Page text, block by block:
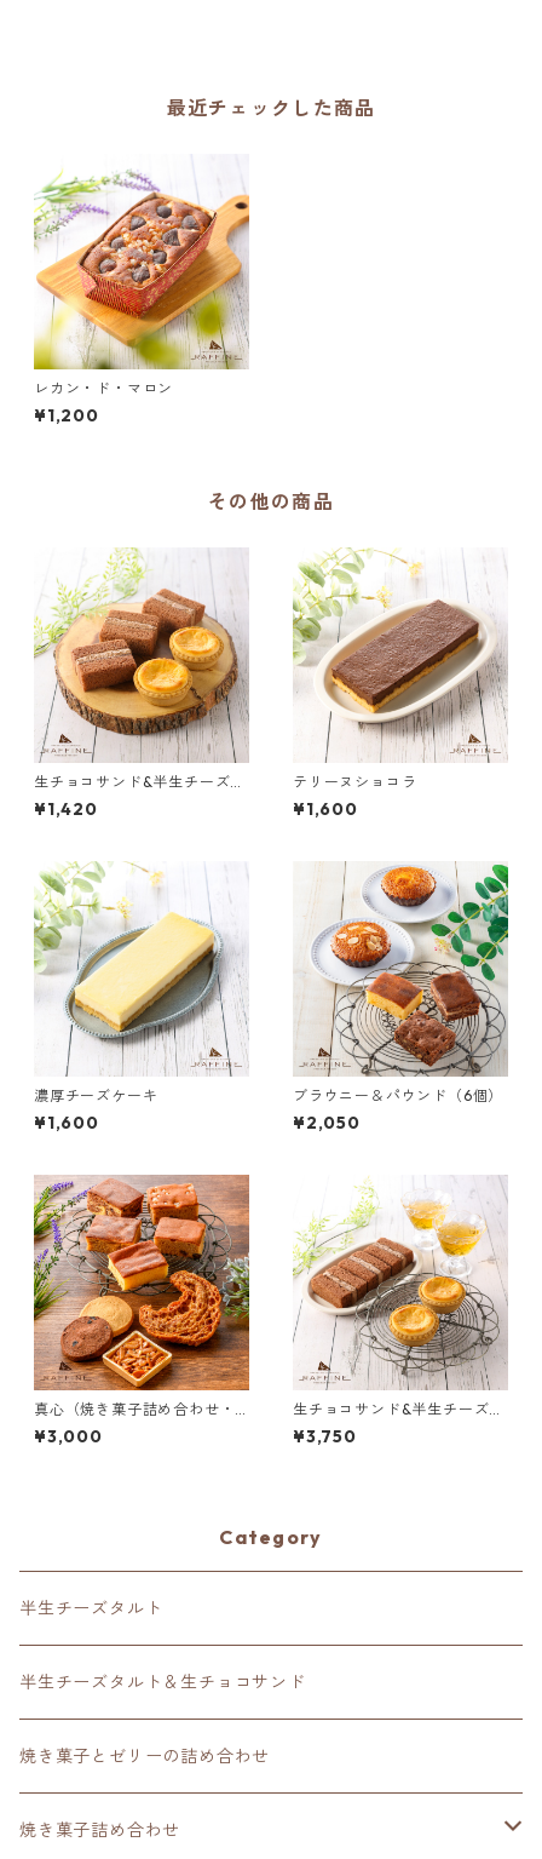
最近チェックした商品
レカン・ド・マロン
¥1,200
その他の商品
生チョコサンド&半生チーズタ
ルト（5個入）
¥1,420
テリーヌショコラ
¥1,600
濃厚チーズケーキ
¥1,600
ブラウニー＆パウンド（6個）
¥2,050
真心（焼き菓子詰め合わせ・11
個）【冷蔵】
¥3,000
生チョコサンド&半生チーズタ
ルト（15個入）
¥3,750
Category
半生チーズタルト
半生チーズタルト＆生チョコサンド
焼き菓子とゼリーの詰め合わせ
焼き菓子詰め合わせ